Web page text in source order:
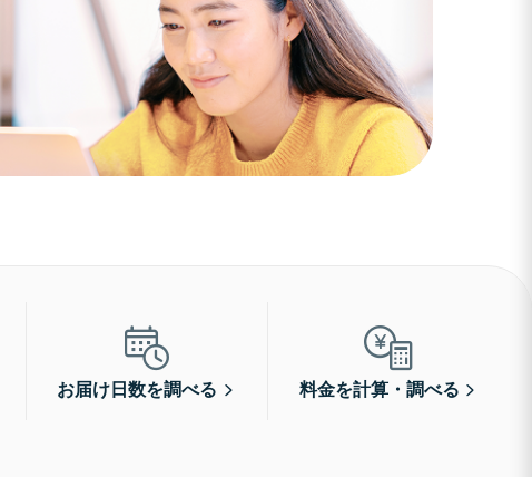
お届け日数を調べる 料金を計算・調べる